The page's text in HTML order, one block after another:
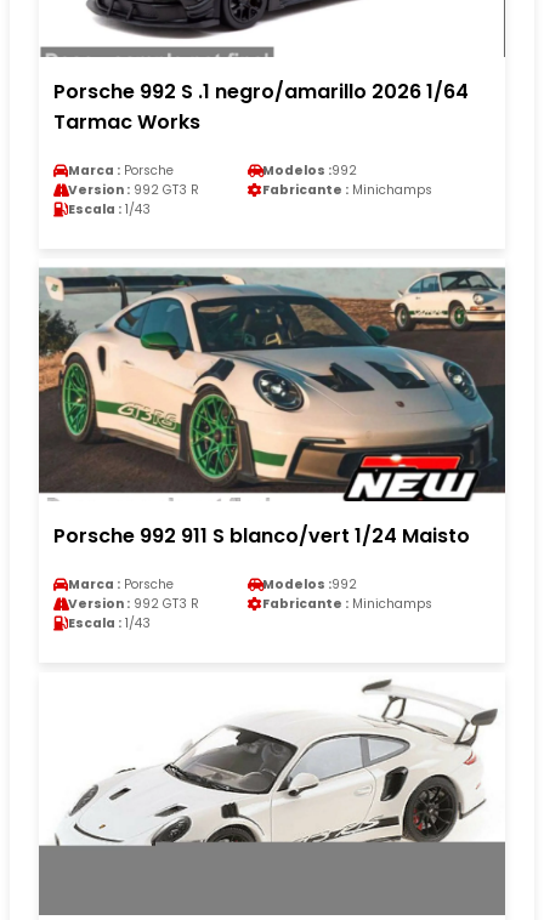
Porsche 992 S .1 negro/amarillo 2026 1/64
Tarmac Works
Marca : Porsche Modelos :992
Version : 992 GT3 R Fabricante : Minichamps
Escala : 1/43
Porsche 992 911 S blanco/vert 1/24 Maisto
Marca : Porsche Modelos :992
Version : 992 GT3 R Fabricante : Minichamps
Escala : 1/43